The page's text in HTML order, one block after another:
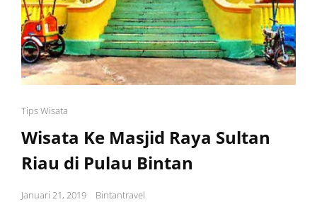
Cat
Links
Tips Wisata
Wisata Ke Masjid Raya Sultan
Riau di Pulau Bintan
Posted
Januari 21, 2019 Bintantravel